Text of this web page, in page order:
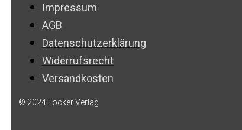
Impressum
AGB
Datenschutzerklärung
Widerrufsrecht
Versandkosten
© 2024 Löcker Verlag